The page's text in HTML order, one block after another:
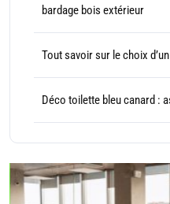
bardage bois extérieur
Tout savoir sur le choix
Déco toilette bleu canard :